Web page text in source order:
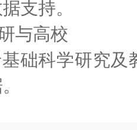
支持。
高校
科学研究及